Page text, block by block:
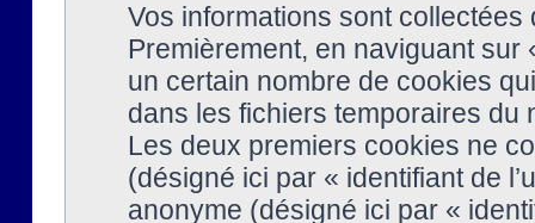
Vos informations sont
Premièrement, en naviguant
un certain nombre de cookies
dans les fichiers temporaires du
Les deux premiers cookies ne
(désigné ici par « identifiant de
anonyme (désigné ici par «